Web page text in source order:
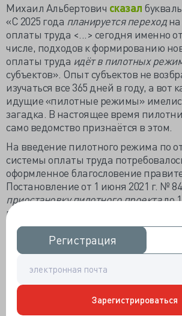
Регистрация
Регистрация
Зарегистрироваться
Михаил Альбертович сказал
«С 2025 года планируется переходна
оплаты труда <...> сегодня именно
числе, подходов к формированию
оплаты труда идёт в пилотных
субъектов». Опыт субъектов не
изучаться все 365 дней в году, а вот
идущие «пилотные режимы»
загадка. В настоящее время
само ведомство признаётся в этом.
На введение пилотного режима по
системы оплаты труда
оформленное благословение
Постановление от 1 июня 2021 г. №
приостановку пилотного проектадо
года, правительство 5 июля 2022
Постановление № 1205.Выходит,
проект могут начать только с 1
раньше, то по Постановлению
так, то анонсированный Мурашко
единую систему оплаты труда»
Когда можно ждать системного
Третий вариант пилотного